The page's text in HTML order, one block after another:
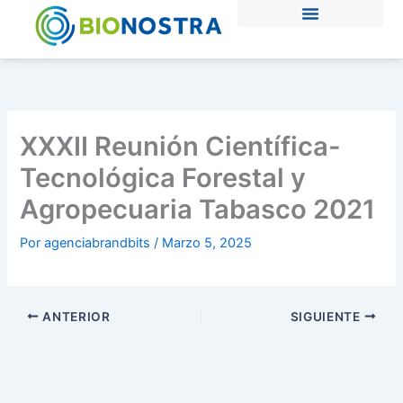
XXXII Reunión Científica-
Tecnológica Forestal y
Agropecuaria Tabasco 2021
Poragenciabrandbits/ Marzo 5, 2025
ANTERIOR SIGUIENTE